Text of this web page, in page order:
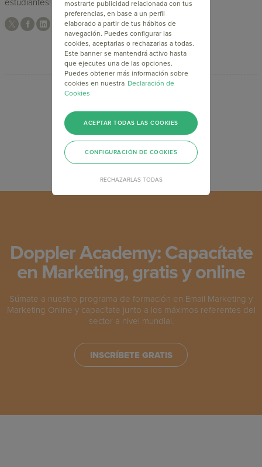
< ... 3 4 5 >
Doppler Academy: Capacítate
en Marketing, gratis y online
Súmate a nuestro programa de formación en Email Marketing y
Marketing Online y capacítate junto a los máximos referentes del
sector a nivel mundial.
INSCRÍBETE GRATIS
mostrarte publicidad relacionada con tus
preferencias, en base a un perfil
elaborado a partir de tus hábitos de
navegación. Puedes configurar las
cookies, aceptarlas o rechazarlas a todas.
Este banner se mantendrá activo hasta
que ejecutes una de las opciones.
Puedes obtener más información sobre
cookies en nuestra Declaración de
Cookies
RECHAZARLAS TODAS
ACEPTAR TODAS LAS COOKIES
CONFIGURACIÓN DE COOKIES